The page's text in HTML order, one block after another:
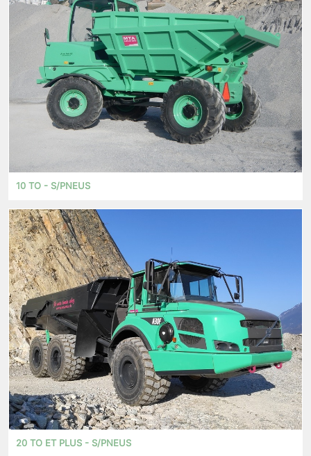
10 TO - S/PNEUS
20 TO ET PLUS - S/PNEUS